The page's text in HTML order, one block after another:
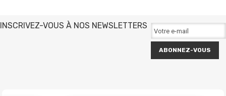
INSCRIVEZ-VOUS À NOS NEWSLETTERS
ABONNEZ-VOUS